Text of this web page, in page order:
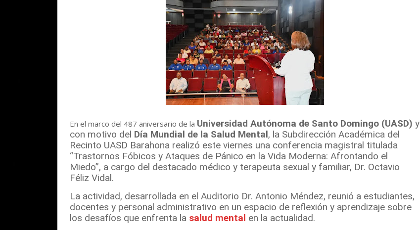
En el marco del 487 aniversario de la Universidad Autónoma de Santo Domingo (UASD) y
con motivo del Día Mundial de la Salud Mental, la Subdirección Académica del
Recinto UASD Barahona realizó este viernes una conferencia magistral titulada
“Trastornos Fóbicos y Ataques de Pánico en la Vida Moderna: Afrontando el
Miedo”, a cargo del destacado médico y terapeuta sexual y familiar, Dr. Octavio
Féliz Vidal.
La actividad, desarrollada en el Auditorio Dr. Antonio Méndez, reunió a estudiantes,
docentes y personal administrativo en un espacio de reflexión y aprendizaje sobre
los desafíos que enfrenta la salud mental en la actualidad.